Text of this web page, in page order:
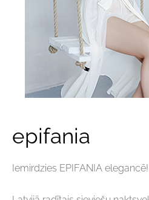
epifania
Iemirdzies EPIFANIA elegancē!